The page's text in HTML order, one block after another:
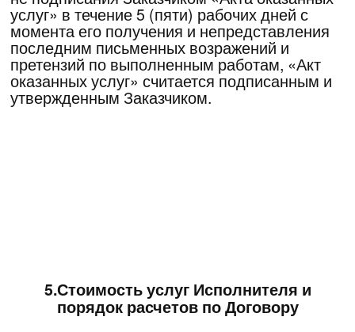
информации Заказчика, за исключением
случаев, предусмотренных действующим
законодательством Российской Федерации.
6.1.7.После регистрации Заказчика для
участия в Мероприятии направить на адрес
электронной почты Заказчика письмо,
подтверждающее его включение в список
участников и содержащее присвоенный
Договору с Заказчиком регистрационный
номер (далее – регистрационный номер
условия настоящего Договора, без
согласования с Заказчиком. Исполнитель
уведомляет Заказчика об указанных
изменениях путем размещения информации